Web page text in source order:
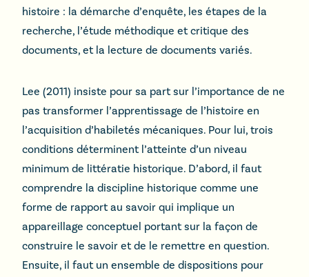
histoire : la démarche d’enquête, les étapes de la
recherche, l’étude méthodique et critique des
documents, et la lecture de documents variés.
Lee (2011) insiste pour sa part sur l’importance de ne
pas transformer l’apprentissage de l’histoire en
l’acquisition d’habiletés mécaniques. Pour lui, trois
conditions déterminent l’atteinte d’un niveau
minimum de littératie historique. D’abord, il faut
comprendre la discipline historique comme une
forme de rapport au savoir qui implique un
appareillage conceptuel portant sur la façon de
construire le savoir et de le remettre en question.
Ensuite, il faut un ensemble de dispositions pour